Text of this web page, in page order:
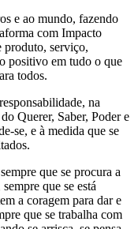
e ao mundo, fazendo
com Impacto
produto, serviço,
positivo em tudo o que
todos.
na
Querer, Saber, Poder e
se, e à medida que se
que se procura a
que se está
a coragem para dar e
que se trabalha com